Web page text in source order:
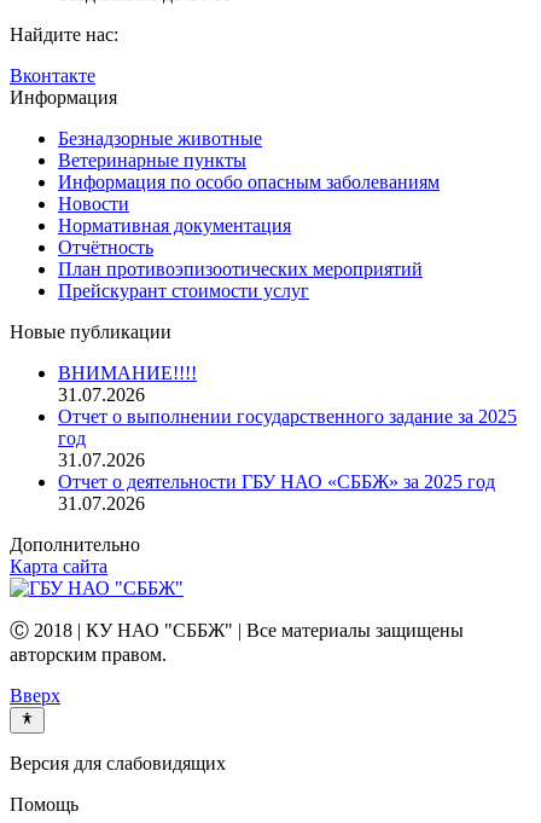
Найдите нас:
Вконтакте
Информация
Безнадзорные животные
Ветеринарные пункты
Информация по особо опасным заболеваниям
Новости
Нормативная документация
Отчётность
План противоэпизоотических мероприятий
Прейскурант стоимости услуг
Новые публикации
ВНИМАНИЕ!!!!
31.07.2026
Отчет о выполнении государственного задание за 2025
год
31.07.2026
Отчет о деятельности ГБУ НАО «СББЖ» за 2025 год
31.07.2026
Дополнительно
Карта сайта
Ⓒ 2018 | КУ НАО "СББЖ" | Все материалы защищены
авторским правом.
Вверх
Версия для слабовидящих
Помощь